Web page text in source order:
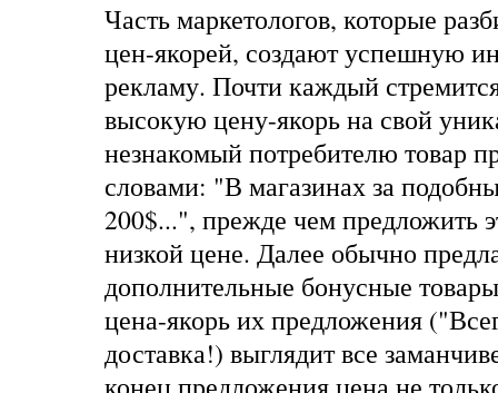
Часть маркетологов, которые
цен-якорей, создают успешную
рекламу. Почти каждый
высокую цену-якорь на свой
незнакомый потребителю товар
словами: "В магазинах за
200$...", прежде чем предложить
низкой цене. Далее обычно
дополнительные бонусные
цена-якорь их предложения
доставка!) выглядит все